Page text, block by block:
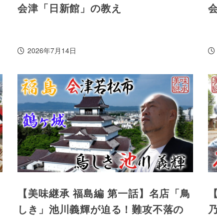
会津「日新館」の教え
2026年7月14日
【美味継承 福島編 第一話】名店「鳥
しき」池川義輝が迫る！難攻不落の